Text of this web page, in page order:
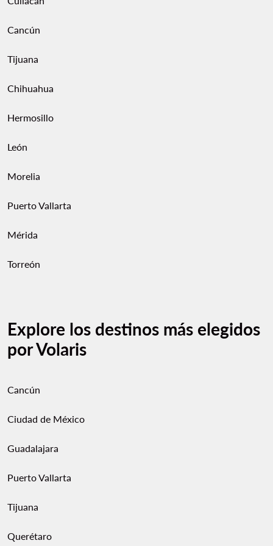
Cancún
Tijuana
Chihuahua
Hermosillo
León
Morelia
Puerto Vallarta
Mérida
Torreón
Explore los destinos más elegidos
por Volaris
Cancún
Ciudad de México
Guadalajara
Puerto Vallarta
Tijuana
Querétaro